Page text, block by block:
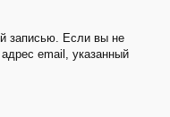
записью. Если вы не
email, указанный